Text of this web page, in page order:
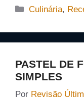
Categorias
Culinária,
PASTEL DE
SIMPLES
Por Revisão